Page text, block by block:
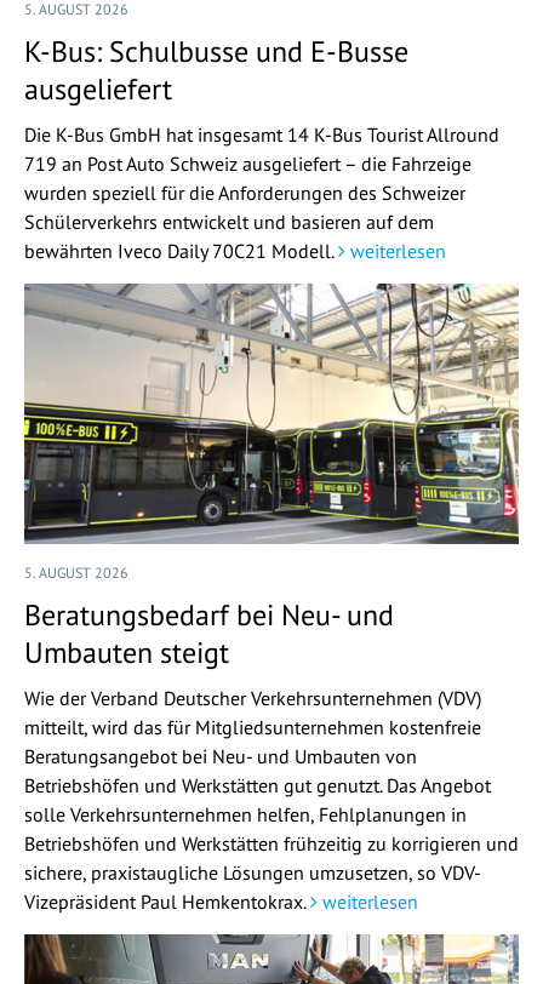
5. AUGUST 2026
K-Bus: Schulbusse und E-Busse
ausgeliefert
Die K-Bus GmbH hat insgesamt 14 K-Bus Tourist Allround
719 an Post Auto Schweiz ausgeliefert – die Fahrzeige
wurden speziell für die Anforderungen des Schweizer
Schülerverkehrs entwickelt und basieren auf dem
bewährten Iveco Daily 70C21 Modell.
weiterlesen
5. AUGUST 2026
Beratungsbedarf bei Neu- und
Umbauten steigt
Wie der Verband Deutscher Verkehrsunternehmen (VDV)
mitteilt, wird das für Mitgliedsunternehmen kostenfreie
Beratungsangebot bei Neu- und Umbauten von
Betriebshöfen und Werkstätten gut genutzt. Das Angebot
solle Verkehrsunternehmen helfen, Fehlplanungen in
Betriebshöfen und Werkstätten frühzeitig zu korrigieren und
sichere, praxistaugliche Lösungen umzusetzen, so VDV-
Vizepräsident Paul Hemkentokrax.
weiterlesen